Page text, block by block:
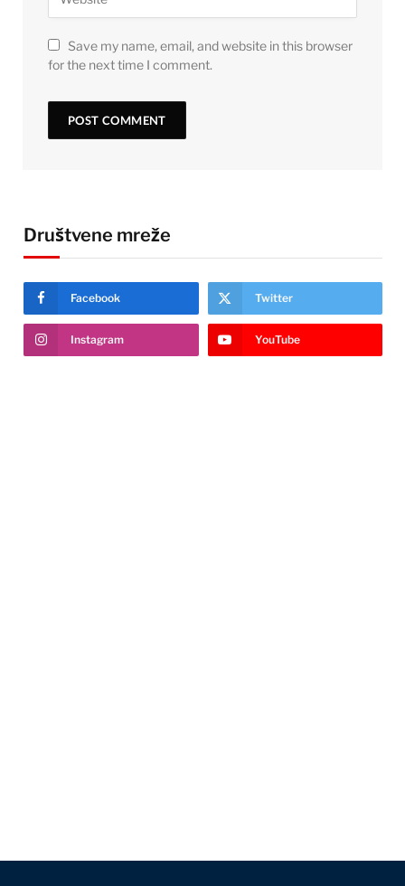
Save my name, email, and website in this browser
for the next time I comment.
Društvene mreže
Facebook Twitter
Instagram YouTube